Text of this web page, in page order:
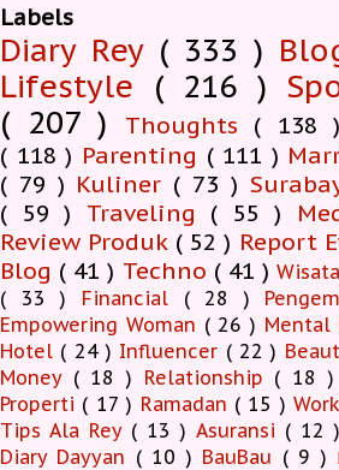
Labels
Diary Rey ( 333 )
Lifestyle ( 216 )
( 207 )
Thoughts ( 138 )
( 118 ) Parenting ( 111 )
( 79 ) Kuliner ( 73 )
( 59 ) Traveling ( 55 )
Review Produk ( 52 ) Report
Blog ( 41 ) Techno ( 41 ) Wisata
( 33 )
Financial ( 28 )
Empowering Woman ( 26 ) Mental
Hotel ( 24 ) Influencer ( 22 )
Money ( 18 ) Relationship ( 18 )
Properti ( 17 ) Ramadan ( 15 )
Tips Ala Rey ( 13 ) Asuransi ( 12 )
Diary Dayyan ( 10 ) BauBau ( 9 )